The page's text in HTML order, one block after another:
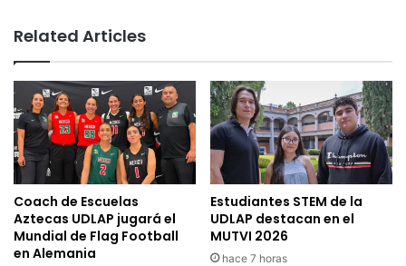
Related Articles
Coach de Escuelas
Aztecas UDLAP jugará el
Mundial de Flag Football
en Alemania
Estudiantes STEM de la
UDLAP destacan en el
MUTVI 2026
hace 7 horas